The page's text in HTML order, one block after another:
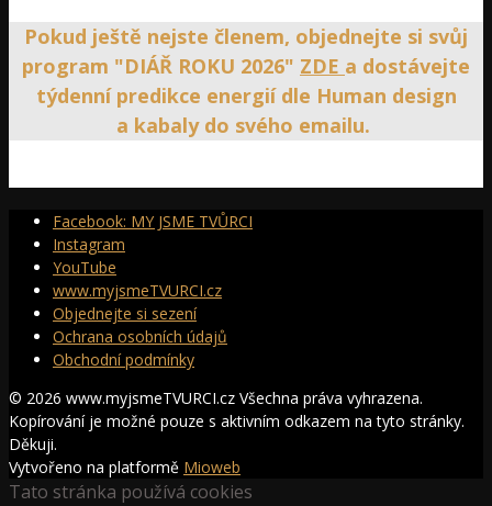
Pokud ještě nejste členem, objednejte si svůj
program "DIÁŘ ROKU 2026" ZDE a dostávejte
týdenní predikce energií dle Human design
a kabaly do svého emailu.
Facebook: MY JSME TVŮRCI
Instagram
YouTube
www.myjsmeTVURCI.cz
Objednejte si sezení
Ochrana osobních údajů
Obchodní podmínky
© 2026 www.myjsmeTVURCI.cz Všechna práva vyhrazena.
Kopírování je možné pouze s aktivním odkazem na tyto stránky.
Děkuji.
Vytvořeno na platformě Mioweb
Tato stránka používá cookies